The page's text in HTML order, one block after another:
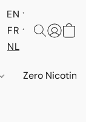
EN
FR
NL
Zero Nicotine